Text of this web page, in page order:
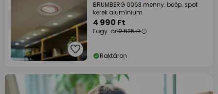
BRUMBERG 0063 menny. beép. spot
kerek alumínium
4 990 Ft
Fogy. ár12 625 Ft
Raktáron